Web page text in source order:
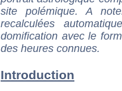
site polémique. A
recalculées
domification avec le
des heures connues.
Introduction